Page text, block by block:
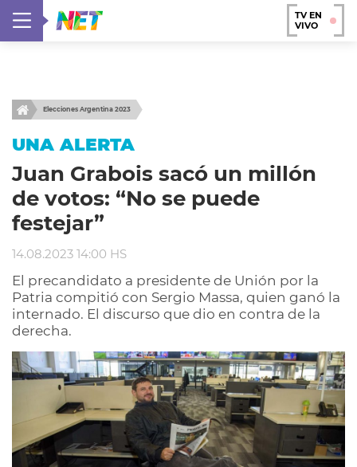
TV EN
VIVO
Elecciones Argentina 2023
UNA ALERTA
Juan Grabois sacó un millón
de votos: “No se puede
festejar”
14.08.2023 14:00 HS
El precandidato a presidente de Unión por la
Patria compitió con Sergio Massa, quien ganó la
internado. El discurso que dio en contra de la
derecha.